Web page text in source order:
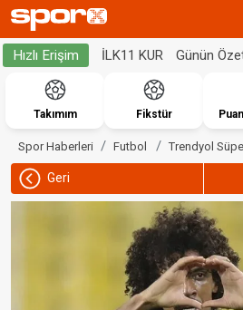
Hızlı Erişim İLK11 KUR Günün
Takımım Fikstür
Spor Haberleri Futbol Trendyol
Geri